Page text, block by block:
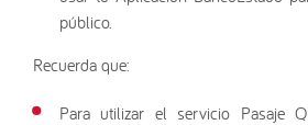
público.
Recuerda que:
Para utilizar el servicio Pasaje